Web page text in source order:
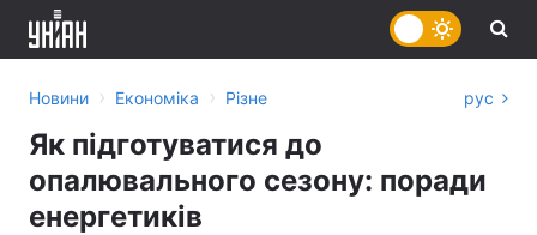
Новини › Економіка › Різне рус
Як підготуватися до
опалювального сезону: поради
енергетиків